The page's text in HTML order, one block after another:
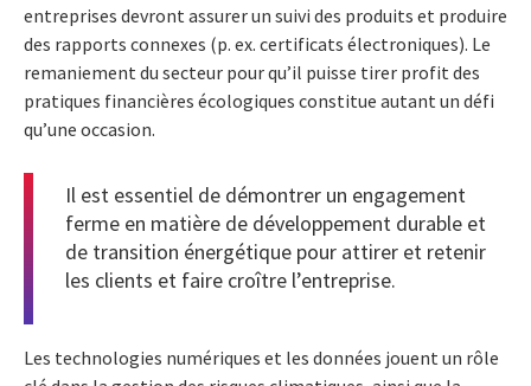
entreprises devront assurer un suivi des produits et produire
des rapports connexes (p. ex. certificats électroniques). Le
remaniement du secteur pour qu’il puisse tirer profit des
pratiques financières écologiques constitue autant un défi
qu’une occasion.
Il est essentiel de démontrer un engagement
ferme en matière de développement durable et
de transition énergétique pour attirer et retenir
les clients et faire croître l’entreprise.
Les technologies numériques et les données jouent un rôle